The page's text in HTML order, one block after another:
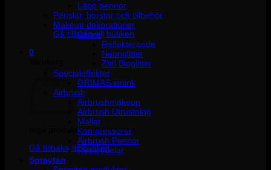
Inga produkter i varukorgen.
Gå tillbaka till butiken
0
Inga produkter i varukorgen.
Gå tillbaka till butiken
Läpp pennor
Penslar, borstar och tillbehör
Makeup dekorationer
Glitter
Reflekterande
Neonglitter
Ztirl Bioglitter
Specialeffekter
GRIMAS smink
Airbrush
Airbrushmakeup
Airbrush Utrustning
Mallar
Kompressorer
Airbrush Pennor
Reservdelar
Spraytan